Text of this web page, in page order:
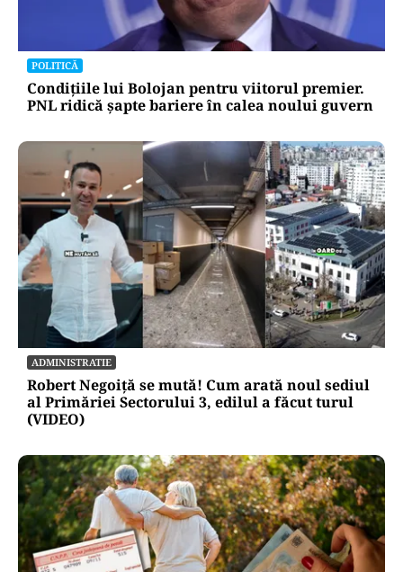
POLITICĂ
Condițiile lui Bolojan pentru viitorul premier.
PNL ridică șapte bariere în calea noului guvern
ADMINISTRATIE
Robert Negoiță se mută! Cum arată noul sediul
al Primăriei Sectorului 3, edilul a făcut turul
(VIDEO)